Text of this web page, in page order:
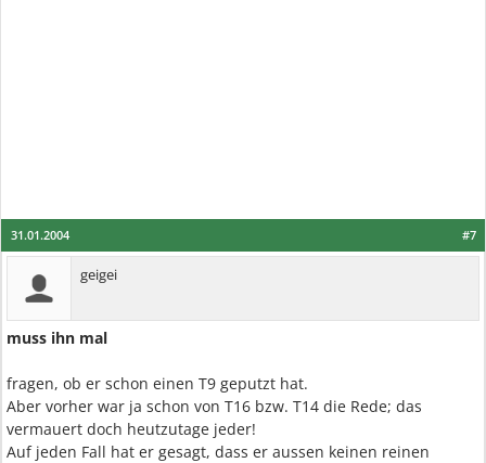
#7
31.01.2004
geigei
muss ihn mal
fragen, ob er schon einen T9 geputzt hat.
Aber vorher war ja schon von T16 bzw. T14 die Rede; das
vermauert doch heutzutage jeder!
Auf jeden Fall hat er gesagt, dass er aussen keinen reinen